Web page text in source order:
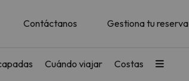
Contáctanos Gestiona tu reserva
Cuándo viajar Costas